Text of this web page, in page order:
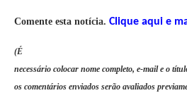
Comente esta notícia. Clique aqui e
(É
necessário colocar nome completo, e-mail e o
os comentários enviados serão avaliados